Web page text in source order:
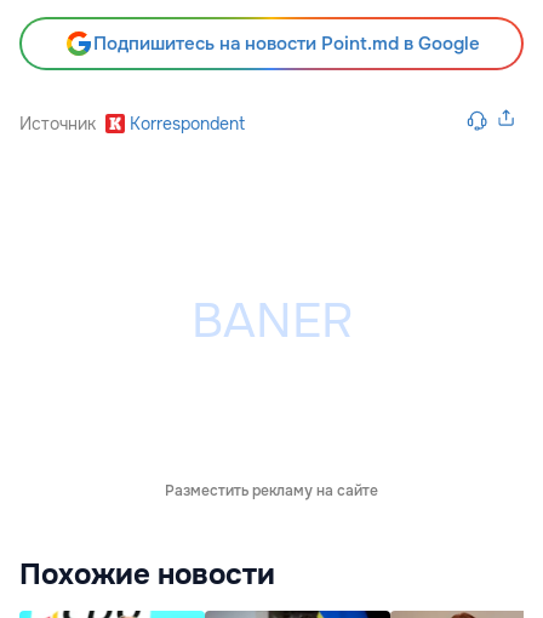
Подпишитесь на новости Point.md в Google
Источник Korrespondent
Разместить рекламу на сайте
Похожие новости